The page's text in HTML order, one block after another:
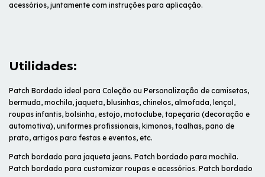
acessórios, juntamente com instruções para aplicação.
Utilidades:
Patch Bordado ideal para Coleção ou Personalização de camisetas,
bermuda, mochila, jaqueta, blusinhas, chinelos, almofada, lençol,
roupas infantis, bolsinha, estojo, motoclube, tapeçaria (decoração e
automotiva), uniformes profissionais, kimonos, toalhas, pano de
prato, artigos para festas e eventos, etc.
Patch bordado para jaqueta jeans. Patch bordado para mochila.
Patch bordado para customizar roupas e acessórios. Patch bordado